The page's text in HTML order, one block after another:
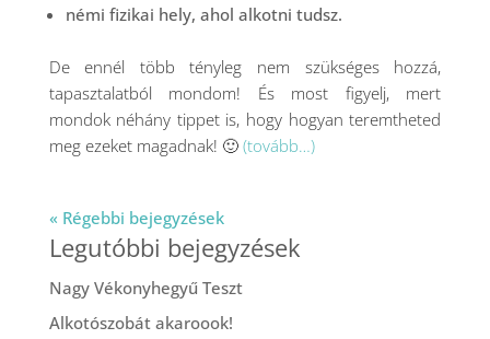
némi fizikai hely, ahol alkotni tudsz.
De ennél több tényleg nem szükséges hozzá,
tapasztalatból mondom! És most figyelj, mert
mondok néhány tippet is, hogy hogyan teremtheted
meg ezeket magadnak! 🙂 (tovább…)
« Régebbi bejegyzések
Legutóbbi bejegyzések
Nagy Vékonyhegyű Teszt
Alkotószobát akaroook!